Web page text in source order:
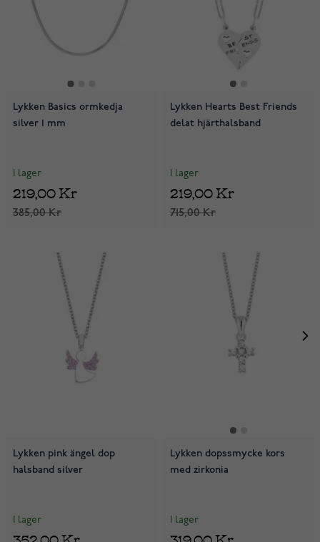
Lykken Basics ormkedja
silver 1 mm
I lager
385,00 Kr
219,00 Kr
Lykken Hearts Best Friends
delat hjärthalsband
I lager
715,00 Kr
219,00 Kr
Lykken pink ängel dop
halsband silver
I lager
Lykken dopssmycke kors
med zirkonia
I lager